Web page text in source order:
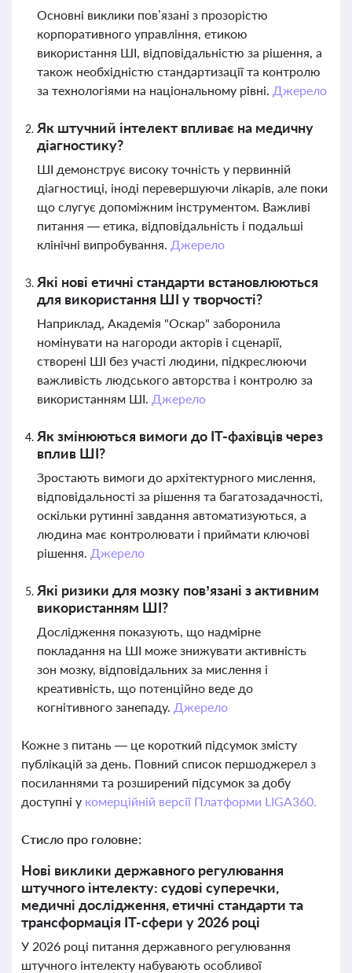
Основні виклики пов’язані з прозорістю
корпоративного управління, етикою
використання ШІ, відповідальністю за рішення, а
також необхідністю стандартизації та контролю
за технологіями на національному рівні. Джерело
Як штучний інтелект впливає на медичну
діагностику?
ШІ демонструє високу точність у первинній
діагностиці, іноді перевершуючи лікарів, але поки
що слугує допоміжним інструментом. Важливі
питання — етика, відповідальність і подальші
клінічні випробування. Джерело
Які нові етичні стандарти встановлюються
для використання ШІ у творчості?
Наприклад, Академія "Оскар" заборонила
номінувати на нагороди акторів і сценарії,
створені ШІ без участі людини, підкреслюючи
важливість людського авторства і контролю за
використанням ШІ. Джерело
Як змінюються вимоги до IT-фахівців через
вплив ШІ?
Зростають вимоги до архітектурного мислення,
відповідальності за рішення та багатозадачності,
оскільки рутинні завдання автоматизуються, а
людина має контролювати і приймати ключові
рішення. Джерело
Які ризики для мозку пов’язані з активним
використанням ШІ?
Дослідження показують, що надмірне
покладання на ШІ може знижувати активність
зон мозку, відповідальних за мислення і
креативність, що потенційно веде до
когнітивного занепаду. Джерело
Кожне з питань — це короткий підсумок змісту
публікацій за день. Повний список першоджерел з
посиланнями та розширений підсумок за добу
доступні у комерційній версії Платформи LIGA360.
Стисло про головне:
Нові виклики державного регулювання
штучного інтелекту: судові суперечки,
медичні дослідження, етичні стандарти та
трансформація IT-сфери у 2026 році
У 2026 році питання державного регулювання
штучного інтелекту набувають особливої